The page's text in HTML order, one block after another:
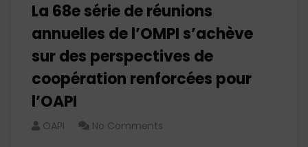
La 68e série de réunions
annuelles de l’OMPI s’achève
sur des perspectives de
coopération renforcées pour
l’OAPI
OAPI No Comments